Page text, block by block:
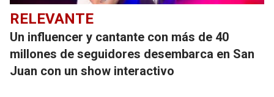
RELEVANTE
Un influencer y cantante con más de 40
millones de seguidores desembarca en San
Juan con un show interactivo